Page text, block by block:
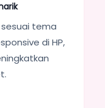
tema
di HP,